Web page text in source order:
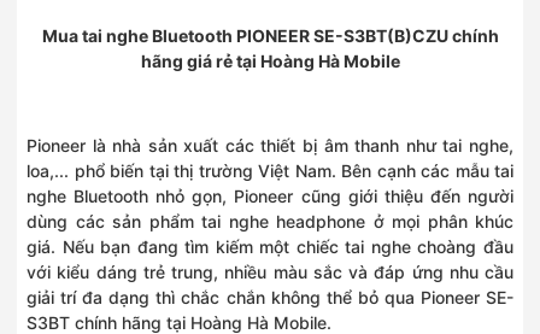
Mua tai nghe Bluetooth PIONEER SE-S3BT(B)CZU chính
hãng giá rẻ tại Hoàng Hà Mobile
Pioneer là nhà sản xuất các thiết bị âm thanh như tai nghe,
loa,... phổ biến tại thị trường Việt Nam. Bên cạnh các mẫu tai
nghe Bluetooth nhỏ gọn, Pioneer cũng giới thiệu đến người
dùng các sản phẩm tai nghe headphone ở mọi phân khúc
giá. Nếu bạn đang tìm kiếm một chiếc tai nghe choàng đầu
với kiểu dáng trẻ trung, nhiều màu sắc và đáp ứng nhu cầu
giải trí đa dạng thì chắc chắn không thể bỏ qua Pioneer SE-
S3BT chính hãng tại Hoàng Hà Mobile.